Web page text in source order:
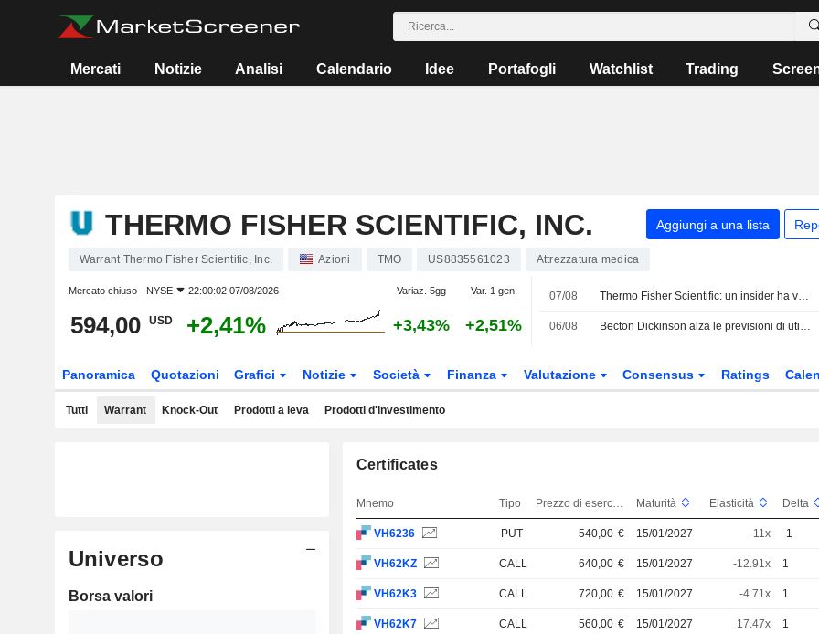
Mercati Notizie Analisi Calendario Idee Portafogli Watchlist Trading
THERMO FISHER SCIENTIFIC, INC. Aggiungi a una lista
Warrant Thermo Fisher Scientific, Inc. Azioni TMO US8835561023 Attrezzatura medica
Mercato chiuso - NYSE 22:00:02 07/08/2026 Variaz. 5gg Var. 1 gen.
594,00 USD +2,41% +3,43% +2,51%
07/08 Thermo Fisher Scientific: un insider ha venduto azioni per un valore di 3.393.000 USD, secondo un recente documento della SEC
06/08 Becton Dickinson alza le previsioni di utile per l'intero anno dopo risultati del terzo trimestre superiori alle attese
Panoramica Quotazioni Grafici Notizie Società Finanza Valutazione Consensus Ratings
Tutti Warrant Knock-Out Prodotti a leva Prodotti d'investimento
Universo
Borsa valori
Certificates
Mnemo Tipo Prezzo di esercizio Maturità Elasticità Delta
VH6236 PUT 540,00 € 15/01/2027 -11x -1
VH62KZ CALL 640,00 € 15/01/2027 -12.91x 1
VH62K3 CALL 720,00 € 15/01/2027 -4.71x 1
VH62K7 CALL 560,00 € 15/01/2027 17.47x 1